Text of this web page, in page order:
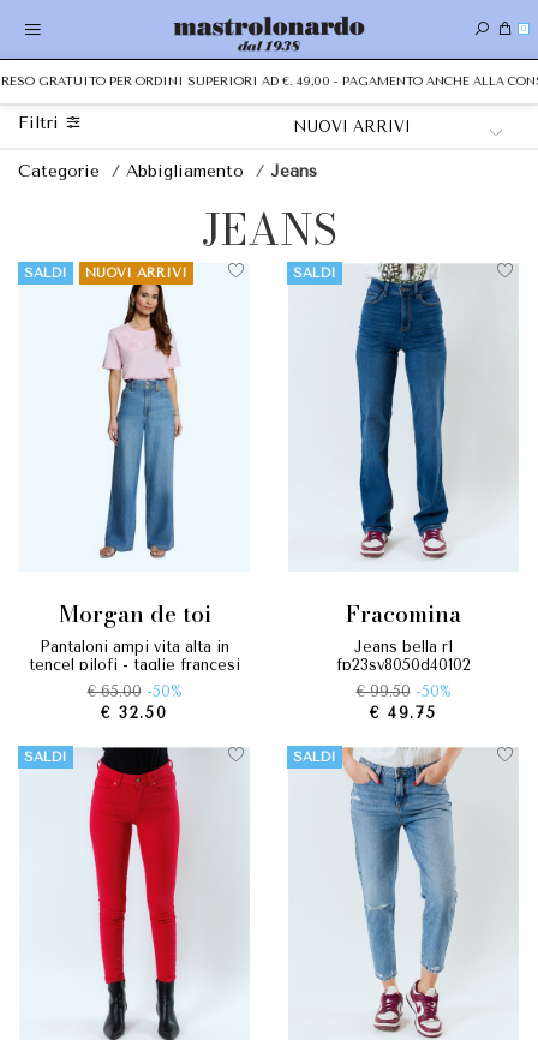
0
GRATUITO PER ORDINI SUPERIORI AD €. 49,00 - PAGAMENTO ANCHE ALLA
Filtri
Categorie / Abbigliamento / Jeans
JEANS
SALDI NUOVI ARRIVI
morgan de toi
pantaloni ampi vita alta in
tencel pilofi - taglie francesi
€ 65.00 -50%
€ 32.50
SALDI
fracomina
jeans bella r1
fp23sv8050d40102
€ 99.50 -50%
€ 49.75
SALDI SALDI